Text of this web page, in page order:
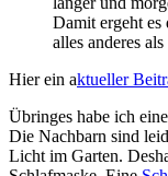
Damit ergeht es
alles anderes
Hier ein aktueller
Übringes habe ich eine
Die Nachbarn sind
Licht im Garten.